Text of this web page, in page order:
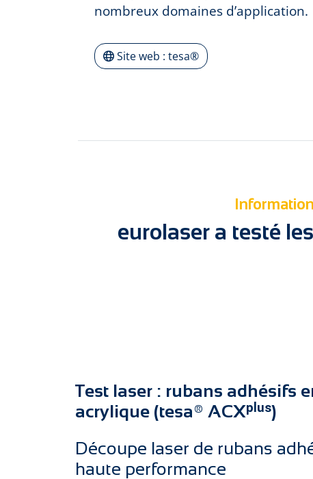
nombreux domaines d’application.
Site web : tesa®
eurolaser a testé
Test laser : rubans adhésifs
acrylique (tesa® ACXᵖˡᵘˢ)
Découpe laser de rubans
haute performance